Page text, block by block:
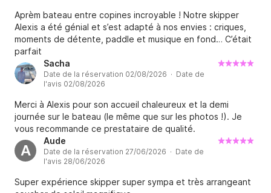
Aprèm bateau entre copines incroyable ! Notre skipper
Alexis a été génial et s’est adapté à nos envies : criques,
moments de détente, paddle et musique en fond… C’était
parfait
Sacha
Date de la réservation 02/08/2026 · Date de
l'avis 02/08/2026
Merci à Alexis pour son accueil chaleureux et la demi
journée sur le bateau (le même que sur les photos !). Je
vous recommande ce prestataire de qualité.
A
Aude
Date de la réservation 27/06/2026 · Date de
l'avis 28/06/2026
Super expérience skipper super sympa et très arrangeant